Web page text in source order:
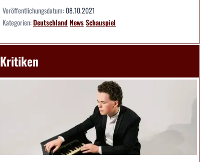
Veröffentlichungsdatum:08.10.2021
Kategorien:DeutschlandNewsSchauspiel
Kritiken